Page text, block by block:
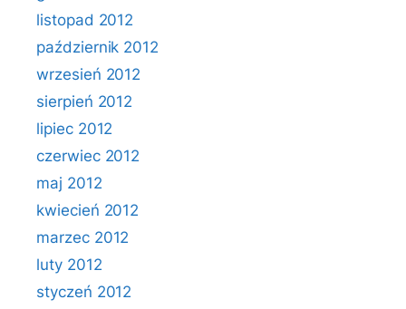
listopad 2012
październik 2012
wrzesień 2012
sierpień 2012
lipiec 2012
czerwiec 2012
maj 2012
kwiecień 2012
marzec 2012
luty 2012
styczeń 2012